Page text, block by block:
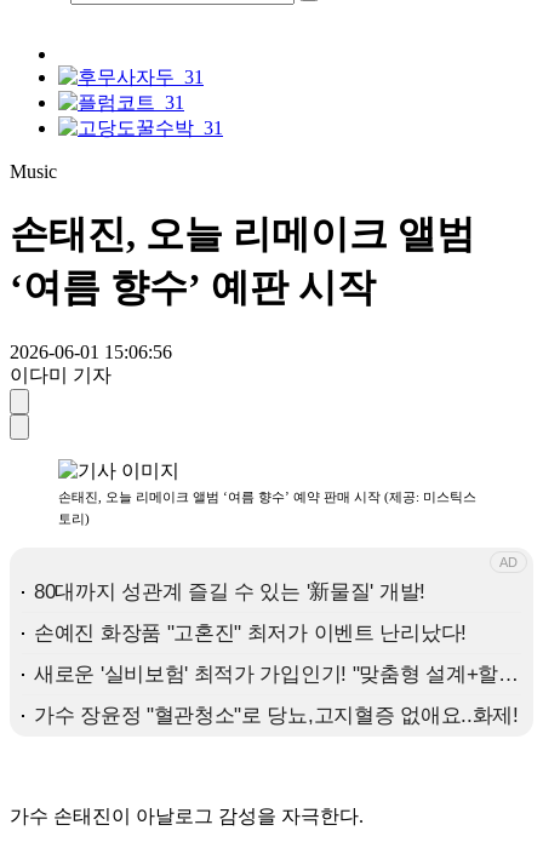
Music
손태진, 오늘 리메이크 앨범
‘여름 향수’ 예판 시작
2026-06-01 15:06:56
이다미 기자
손태진, 오늘 리메이크 앨범 ‘여름 향수’ 예약 판매 시작 (제공: 미스틱스
토리)
가수 손태진이 아날로그 감성을 자극한다.